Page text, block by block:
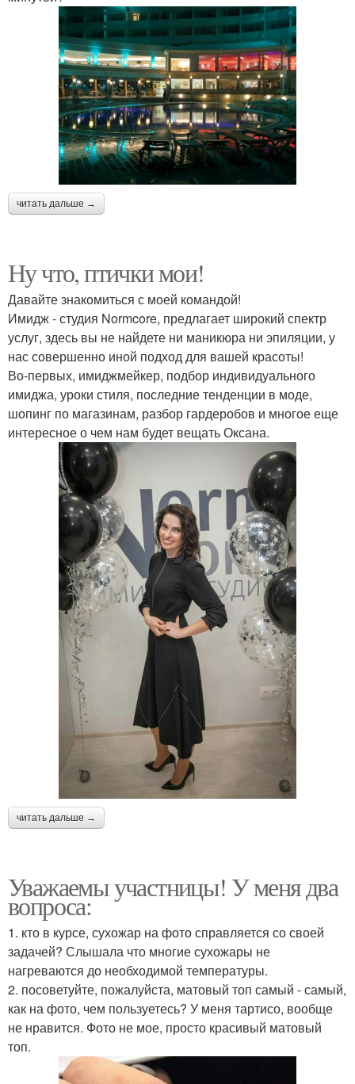
читать дальше →
Ну что, птички мои!
Давайте знакомиться с моей командой!
Имидж - студия Normcore, предлагает широкий спектр
услуг, здесь вы не найдете ни маникюра ни эпиляции, у
нас совершенно иной подход для вашей красоты!
Во-первых, имиджмейкер, подбор индивидуального
имиджа, уроки стиля, последние тенденции в моде,
шопинг по магазинам, разбор гардеробов и многое еще
интересное о чем нам будет вещать Оксана.
читать дальше →
Уважаемы участницы! У меня два
вопроса:
1. кто в курсе, сухожар на фото справляется со своей
задачей? Слышала что многие сухожары не
нагреваются до необходимой температуры.
2. посоветуйте, пожалуйста, матовый топ самый - самый,
как на фото, чем пользуетесь? У меня тартисо, вообще
не нравится. Фото не мое, просто красивый матовый
топ.